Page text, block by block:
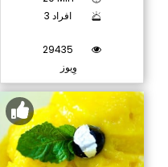
3 افراد
29435
وِیوز